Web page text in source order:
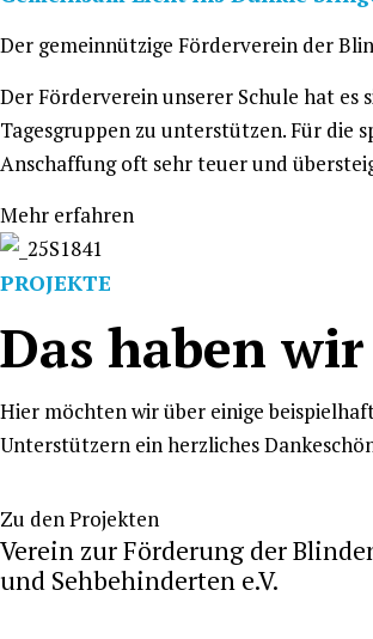
Der gemeinnützige Förderverein der
Der Förderverein unserer Schule hat
Tagesgruppen zu unterstützen. Für die
Anschaffung oft sehr teuer und
Mehr erfahren
PROJEKTE
Das haben
Hier möchten wir über einige
Unterstützern ein herzliches
Förderverein Sehenam 13. Mai
Anschaffung
Zu den Projekten
Verein zur Förderung der
und Sehbehinderten e.V.